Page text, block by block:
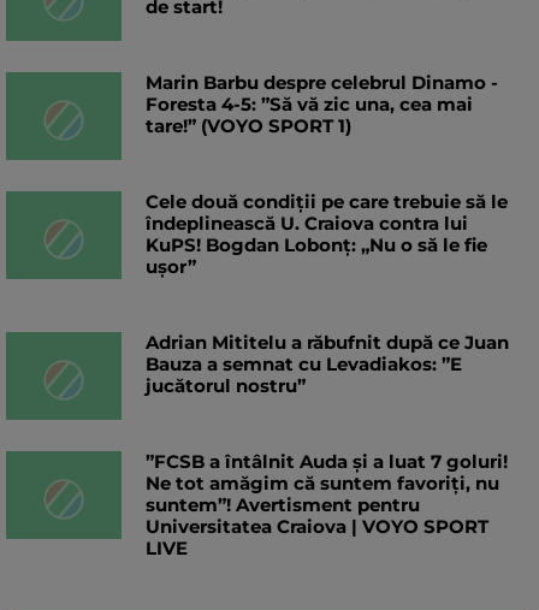
de start!
Marin Barbu despre celebrul Dinamo -
Foresta 4-5: ”Să vă zic una, cea mai
tare!” (VOYO SPORT 1)
Cele două condiții pe care trebuie să le
îndeplinească U. Craiova contra lui
KuPS! Bogdan Lobonț: „Nu o să le fie
ușor”
Adrian Mititelu a răbufnit după ce Juan
Bauza a semnat cu Levadiakos: ”E
jucătorul nostru”
”FCSB a întâlnit Auda și a luat 7 goluri!
Ne tot amăgim că suntem favoriți, nu
suntem”! Avertisment pentru
Universitatea Craiova | VOYO SPORT
LIVE